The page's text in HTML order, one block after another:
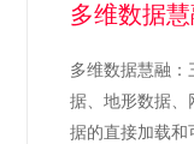
多维数据
多维数据慧融
据、地形数据、
据的直接加载和